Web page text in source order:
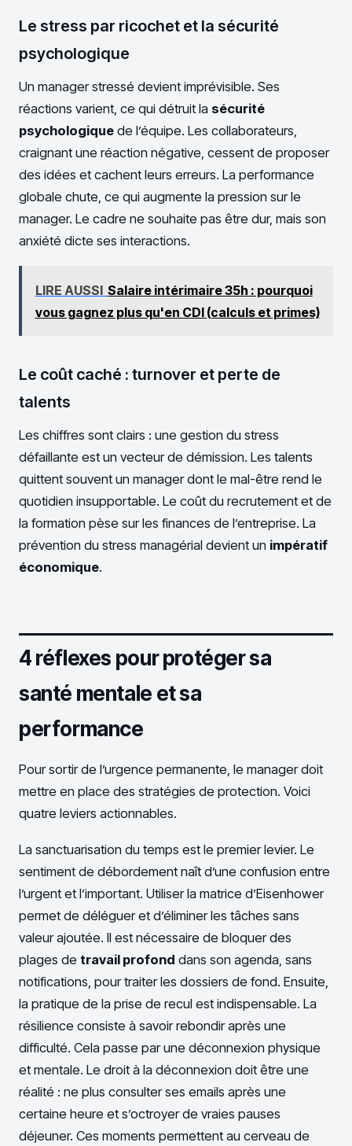
Le stress par ricochet et la sécurité
psychologique
Un manager stressé devient imprévisible. Ses
réactions varient, ce qui détruit la sécurité
psychologique de l’équipe. Les collaborateurs,
craignant une réaction négative, cessent de proposer
des idées et cachent leurs erreurs. La performance
globale chute, ce qui augmente la pression sur le
manager. Le cadre ne souhaite pas être dur, mais son
anxiété dicte ses interactions.
LIRE AUSSI Salaire intérimaire 35h : pourquoi
vous gagnez plus qu'en CDI (calculs et primes)
Le coût caché : turnover et perte de
talents
Les chiffres sont clairs : une gestion du stress
défaillante est un vecteur de démission. Les talents
quittent souvent un manager dont le mal-être rend le
quotidien insupportable. Le coût du recrutement et de
la formation pèse sur les finances de l’entreprise. La
prévention du stress managérial devient un impératif
économique.
4 réflexes pour protéger sa
santé mentale et sa
performance
Pour sortir de l’urgence permanente, le manager doit
mettre en place des stratégies de protection. Voici
quatre leviers actionnables.
La sanctuarisation du temps est le premier levier. Le
sentiment de débordement naît d’une confusion entre
l’urgent et l’important. Utiliser la matrice d’Eisenhower
permet de déléguer et d’éliminer les tâches sans
valeur ajoutée. Il est nécessaire de bloquer des
plages de travail profond dans son agenda, sans
notifications, pour traiter les dossiers de fond. Ensuite,
la pratique de la prise de recul est indispensable. La
résilience consiste à savoir rebondir après une
difficulté. Cela passe par une déconnexion physique
et mentale. Le droit à la déconnexion doit être une
réalité : ne plus consulter ses emails après une
certaine heure et s’octroyer de vraies pauses
déjeuner. Ces moments permettent au cerveau de